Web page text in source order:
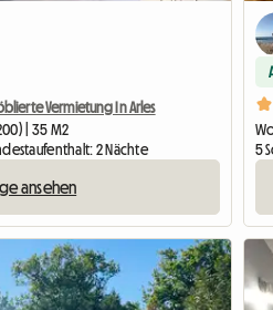
Vermietung In Arles
| 35 M2
2 Nächte
ansehen
5